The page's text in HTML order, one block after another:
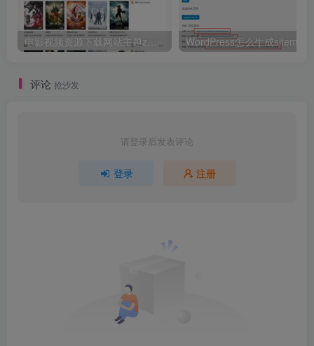
WordPress怎么生成sitemap
评论 抢沙发
请登录后发表评论
登录 注册